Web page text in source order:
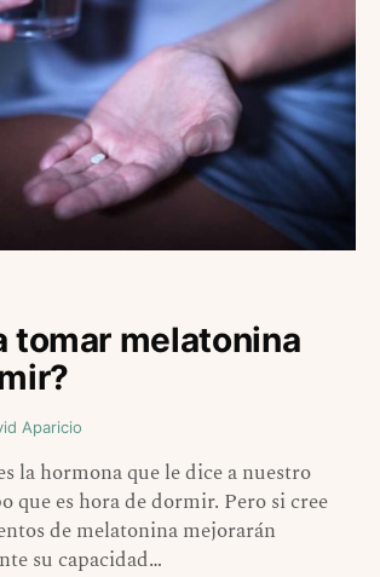
tomar melatonina
Aparicio
la hormona que le dice a nuestro
que es hora de dormir. Pero si cree
de melatonina mejorarán
su capacidad…